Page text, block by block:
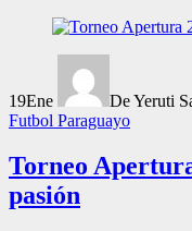
19Ene De Yeruti
Futbol Paraguayo
Torneo
pasión